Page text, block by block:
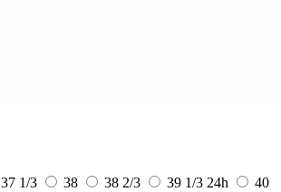
37 1/3 38 38 2/3 39 1/3 24h 40